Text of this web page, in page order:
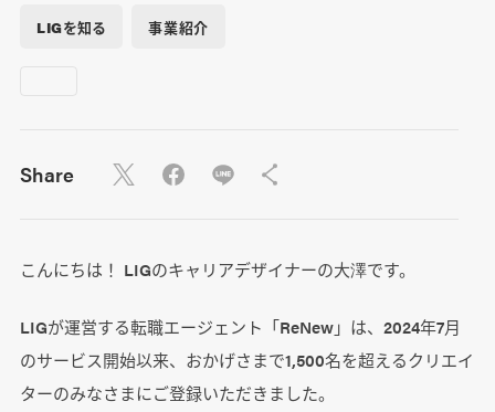
LIGを知る 事業紹介
Share
こんにちは！ LIGのキャリアデザイナーの大澤です。
LIGが運営する転職エージェント「ReNew」は、2024年7月
のサービス開始以来、おかげさまで1,500名を超えるクリエイ
ターのみなさまにご登録いただきました。